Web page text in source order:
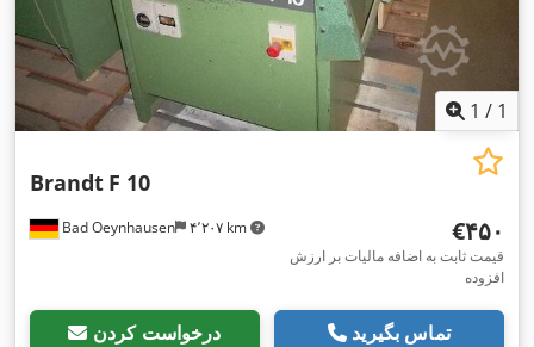
1 / 1
Bad Oeynhausen ۴٬۲۰۷ km
Brandt F 10
‎€۴۵۰
قیمت ثابت به اضافه مالیات بر ارزش
افزوده
درخواست کردن تماس بگیرید